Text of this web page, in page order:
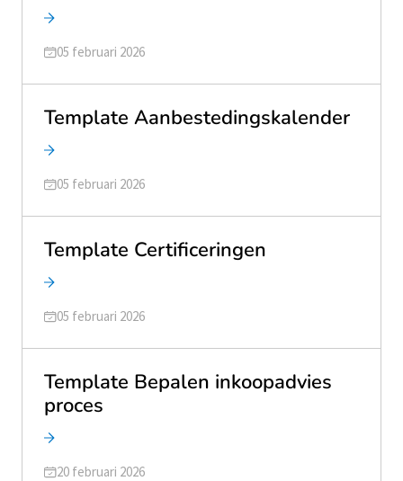
Geüpdatet op
05 februari 2026
Template Aanbestedingskalender
Geüpdatet op
05 februari 2026
Template Certificeringen
Geüpdatet op
05 februari 2026
Template Bepalen inkoopadvies
proces
Geüpdatet op
20 februari 2026